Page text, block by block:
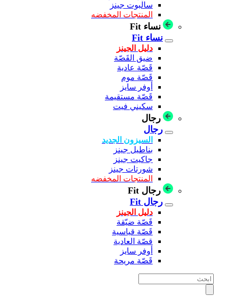
سالبوت جينز
المنتجات المخفضه
نساء Fit
نساء Fit
دليل الجينز
ضيق القَصّة
قَصّة عادية
قَصّة موم
أوفر سايز
قَصّة مستقيمة
سكيني فيت
رجال
رجال
السيزون الجديد
بناطيل جينز
جاكيت جينز
شورتات جينز
المنتجات المخفضه
رجال Fit
رجال Fit
دليل الجينز
قَصّة ضيّقة
قَصّة قياسية
قصّة العادية
أوفر سايز
قَصّة مريحة